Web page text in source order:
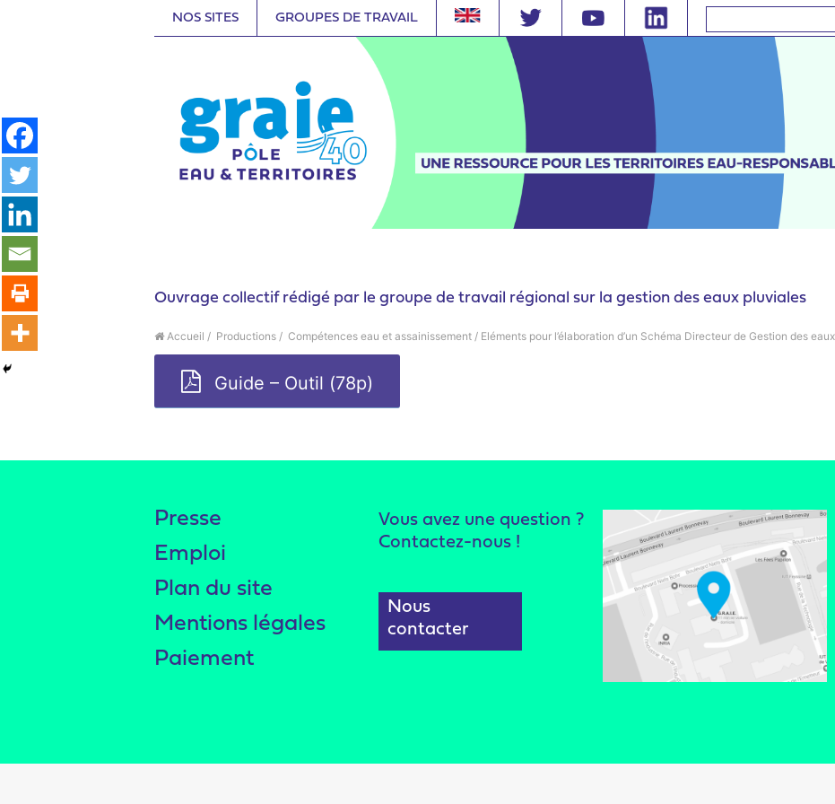
NOS SITES GROUPES DE TRAVAIL
Ouvrage collectif rédigé par le groupe de travail régional sur la gestion des eaux pluviales
Accueil / Productions / Compétences eau et assainissement / Eléments pour l’élaboration d’un Schéma Directeur de Gestion des
Guide – Outil (78p)
Presse
Emploi
Plan du site
Mentions légales
Paiement
Vous avez une question ?
Contactez-nous !
Nous
contacter